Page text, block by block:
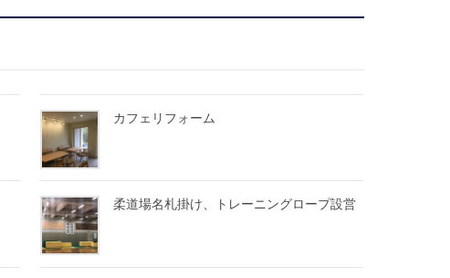
カフェリフォーム
柔道場名札掛け、トレーニングロープ設営